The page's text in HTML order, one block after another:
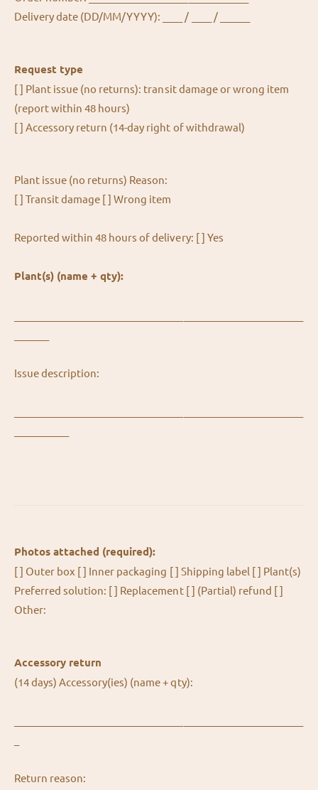
Delivery date (DD/MM/YYYY): ____ / ____ / ______
Request type
[ ] Plant issue (no returns): transit damage or wrong item
(report within 48 hours)
[ ] Accessory return (14-day right of withdrawal)
Plant issue (no returns) Reason:
[ ] Transit damage [ ] Wrong item
Reported within 48 hours of delivery: [ ] Yes
Plant(s) (name + qty):
Issue description:
Photos attached (required):
[ ] Outer box [ ] Inner packaging [ ] Shipping label [ ] Plant(s)
Preferred solution: [ ] Replacement [ ] (Partial) refund [ ]
Other:
Accessory return
(14 days) Accessory(ies) (name + qty):
Return reason: